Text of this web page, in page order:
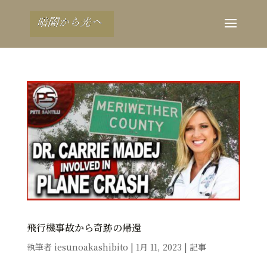
飛行機事故から奇跡の帰還
執筆者 iesunoakashibito | 1月 11, 2023 | 記事